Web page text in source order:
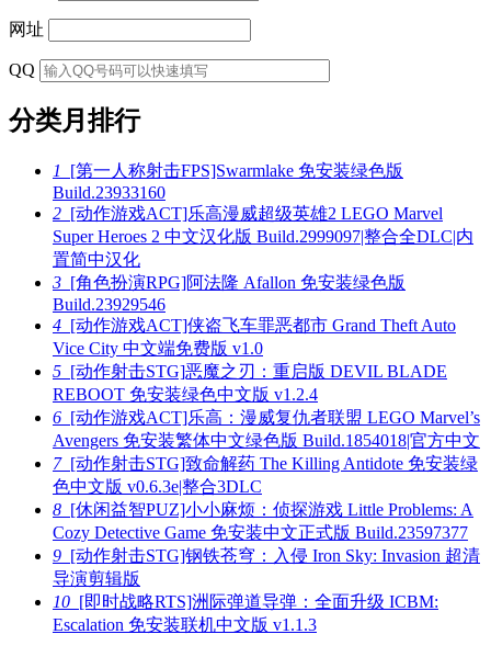
网址
QQ
分类月排行
1
[第一人称射击FPS]Swarmlake 免安装绿色版
Build.23933160
2 [动作游戏ACT]乐高漫威超级英雄2 LEGO Marvel
Super Heroes 2 中文汉化版 Build.2999097|整合全DLC|内
置简中汉化
3 [角色扮演RPG]阿法隆 Afallon 免安装绿色版
Build.23929546
4 [动作游戏ACT]侠盗飞车罪恶都市 Grand Theft Auto
Vice City 中文端免费版 v1.0
5 [动作射击STG]恶魔之刃：重启版 DEVIL BLADE
REBOOT 免安装绿色中文版 v1.2.4
6 [动作游戏ACT]乐高：漫威复仇者联盟 LEGO Marvel’s
Avengers 免安装繁体中文绿色版 Build.1854018|官方中文
7[动作射击STG]致命解药 The Killing Antidote 免安装绿
色中文版 v0.6.3e|整合3DLC
8 [休闲益智PUZ]小小麻烦：侦探游戏 Little Problems: A
Cozy Detective Game 免安装中文正式版 Build.23597377
9 [动作射击STG]钢铁苍穹：入侵 Iron Sky: Invasion 超清
导演剪辑版
10 [即时战略RTS]洲际弹道导弹：全面升级 ICBM:
Escalation 免安装联机中文版 v1.1.3